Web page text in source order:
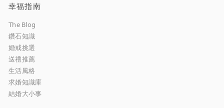
幸福指南
The Blog
鑽石知識
婚戒挑選
送禮推薦
生活風格
求婚知識庫
結婚大小事